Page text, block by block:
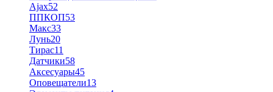
Ajax52
ППКОП53
Макс33
Лунь20
Тирас11
Датчики58
Аксесуары45
Оповещатели13